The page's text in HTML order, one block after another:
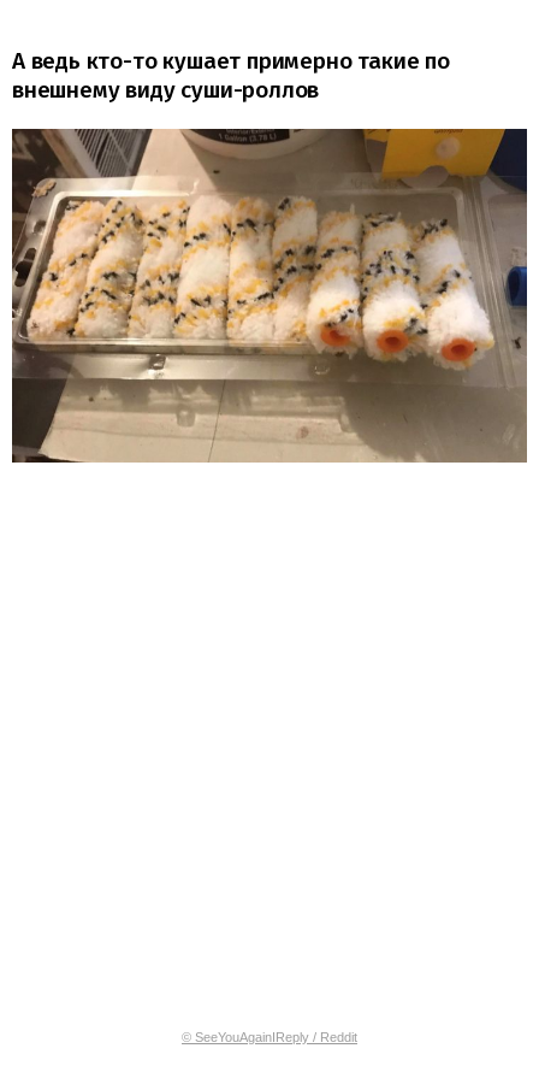
А ведь кто-то кушает примерно такие по
внешнему виду суши-роллов
© SeeYouAgainIReply / Reddit